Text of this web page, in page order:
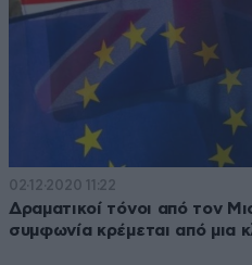
02·12·2020 11:22
Δραματικοί τόνοι από τον
συμφωνία κρέμεται από μια